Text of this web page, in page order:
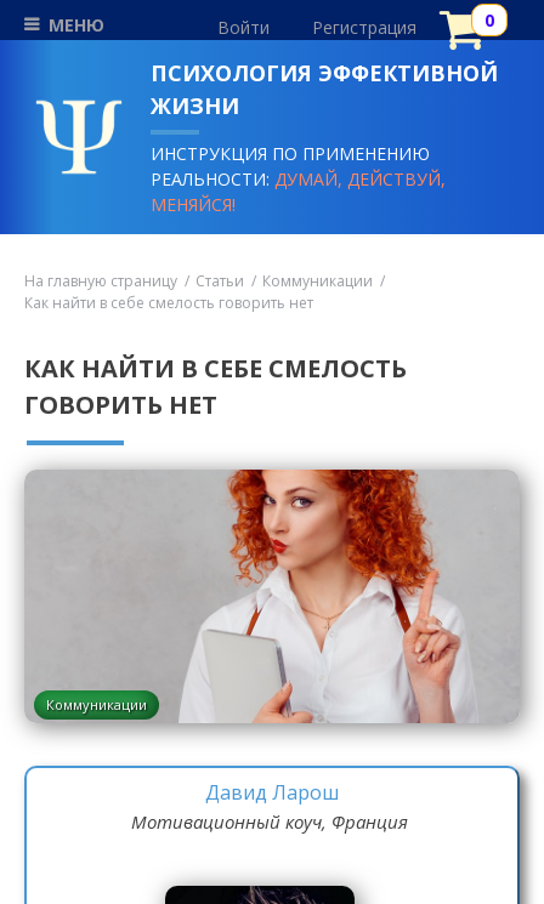
МЕНЮ Войти Регистрация
ПСИХОЛОГИЯ ЭФФЕКТИВНОЙ
ЖИЗНИ
ИНСТРУКЦИЯ ПО ПРИМЕНЕНИЮ
РЕАЛЬНОСТИ:ДУМАЙ, ДЕЙСТВУЙ,
МЕНЯЙСЯ!
На главную страницу Статьи
Коммуникации
Как найти в себе смелость говорить нет
КАК НАЙТИ В СЕБЕ СМЕЛОСТЬ
ГОВОРИТЬ НЕТ
Коммуникации
Давид Ларош
Мотивационный коуч, Франция